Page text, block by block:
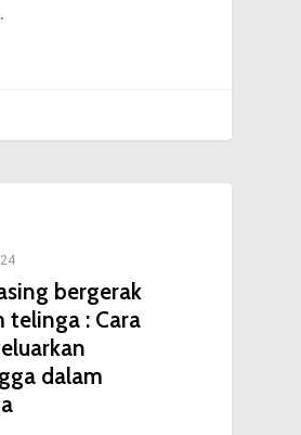
bergerak
telinga : Cara
dalam